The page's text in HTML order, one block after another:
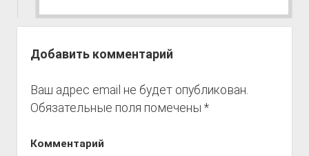
Добавить комментарий
Ваш адрес email не будет опубликован.
Обязательные поля помечены *
Комментарий